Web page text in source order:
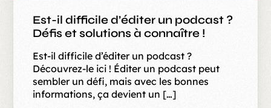
Est-il difficile d’éditer un podcast ?
Défis et solutions à connaître !
Est-il difficile d’éditer un podcast ?
Découvrez-le ici ! Éditer un podcast peut
sembler un défi, mais avec les bonnes
informations, ça devient un […]